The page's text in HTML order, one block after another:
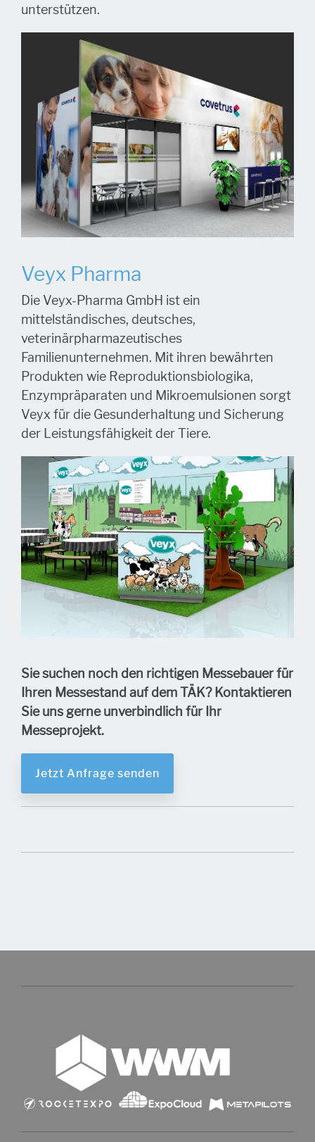
unterstützen.
Veyx Pharma
Die Veyx-Pharma GmbH ist ein
mittelständisches, deutsches,
veterinärpharmazeutisches
Familienunternehmen. Mit ihren bewährten
Produkten wie Reproduktionsbiologika,
Enzympräparaten und Mikroemulsionen sorgt
Veyx für die Gesunderhaltung und Sicherung
der Leistungsfähigkeit der Tiere.
Sie suchen noch den richtigen Messebauer für
Ihren Messestand auf dem TÄK? Kontaktieren
Sie uns gerne unverbindlich für Ihr
Messeprojekt.
Jetzt Anfrage senden